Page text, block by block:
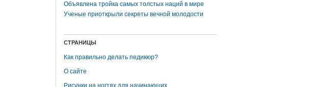
Объявлена тройка самых толстых наций в мире
Ученые приоткрыли секреты вечной молодости
СТРАНИЦЫ
Как правильно делать педикюр?
О сайте
Рисунки на ногтях для начинающих